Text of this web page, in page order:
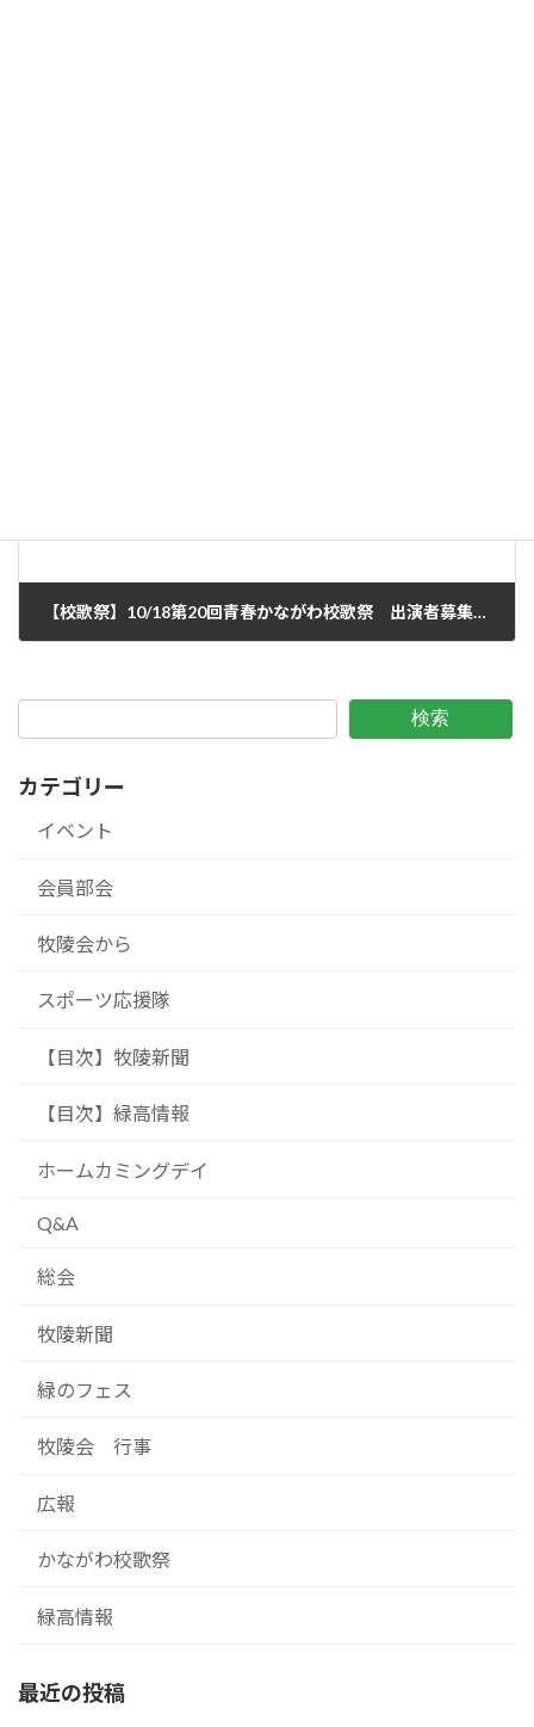
【校歌祭】10/18第20回青春かながわ校歌祭 出演者募集 2025/9/13
検索
カテゴリー
イベント
会員部会
牧陵会から
スポーツ応援隊
【目次】牧陵新聞
【目次】緑高情報
ホームカミングデイ
Q&A
総会
牧陵新聞
緑のフェス
牧陵会 行事
広報
かながわ校歌祭
緑高情報
最近の投稿